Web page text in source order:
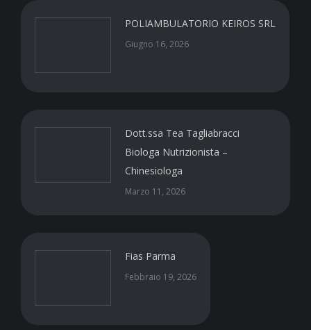
POLIAMBULATORIO KEIROS SRL
Giugno 16, 2026
Dott.ssa Tea Tagliabracci
Biologa Nutrizionista –
Chinesiologa
Marzo 11, 2026
Fias Parma
Febbraio 19, 2026